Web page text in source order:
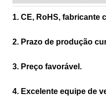
1. CE, RoHS, fabricante
2. Prazo de produção
3. Preço favorável.
4. Excelente equipe de